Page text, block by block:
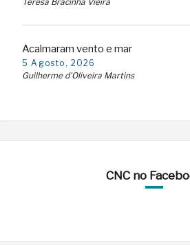
Teresa Bracinha Vieira
Acalmaram vento e mar
5 Agosto, 2026
Guilherme d'Oliveira Martins
CNC no